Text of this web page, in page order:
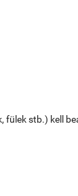
fülek stb.) kell